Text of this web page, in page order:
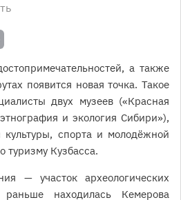
а также
появится новая точка. Такое
двух музеев («Красная
и экология Сибири»),
культуры, спорта и молодёжной
туризму Кузбасса.
— участок археологических
находилась Кемерова